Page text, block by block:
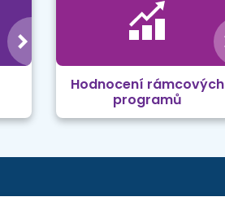
Hodnocení rámcových
programů